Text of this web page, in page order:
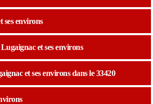
ses environs
et ses environs
et ses environs dans le 33420